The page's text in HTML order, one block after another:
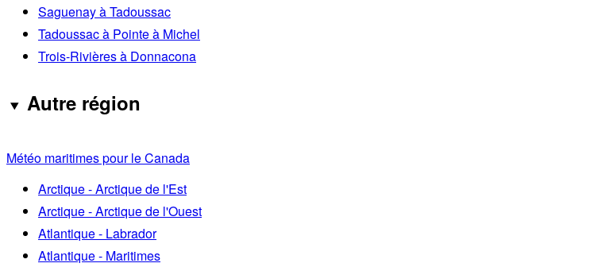
Saguenay à Tadoussac
Tadoussac à Pointe à Michel
Trois-Rivières à Donnacona
Autre région
Météo maritimes pour le Canada
Arctique - Arctique de l'Est
Arctique - Arctique de l'Ouest
Atlantique - Labrador
Atlantique - Maritimes